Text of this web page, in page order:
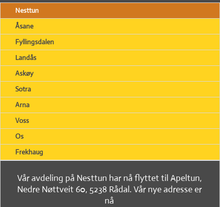
Nesttun
Åsane
Fyllingsdalen
Landås
Askøy
Sotra
Arna
Voss
Os
Frekhaug
Vår avdeling på Nesttun har nå flyttet til Apeltun,
Nedre Nøttveit 60, 5238 Rådal. Vår nye adresse er
nå